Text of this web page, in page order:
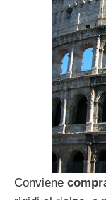
Conviene